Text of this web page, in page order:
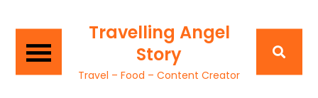
Travelling Angel
Story
Travel – Food – Content Creator